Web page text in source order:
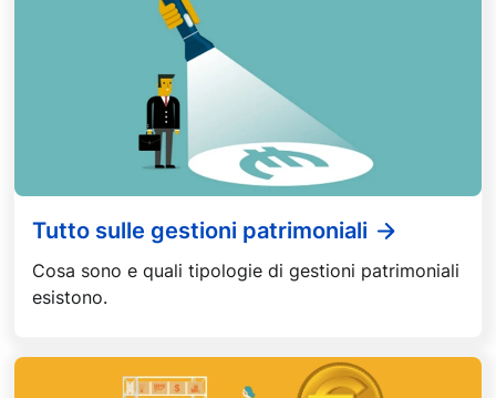
Tutto sulle gestioni patrimoniali
Cosa sono e quali tipologie di gestioni patrimoniali
esistono.